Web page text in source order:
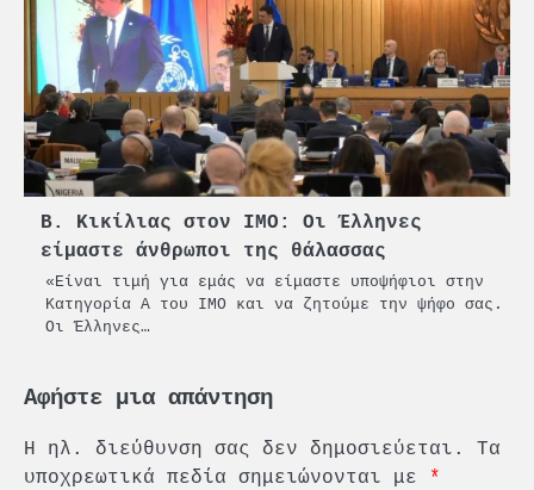
Β. Κικίλιας στον ΙΜΟ: Οι Έλληνες
είμαστε άνθρωποι της θάλασσας
«Είναι τιμή για εμάς να είμαστε υποψήφιοι στην
Κατηγορία Α του ΙΜΟ και να ζητούμε την ψήφο σας.
Οι Έλληνες…
Αφήστε μια απάντηση
Η ηλ. διεύθυνση σας δεν δημοσιεύεται.
Τα
υποχρεωτικά πεδία σημειώνονται με
*